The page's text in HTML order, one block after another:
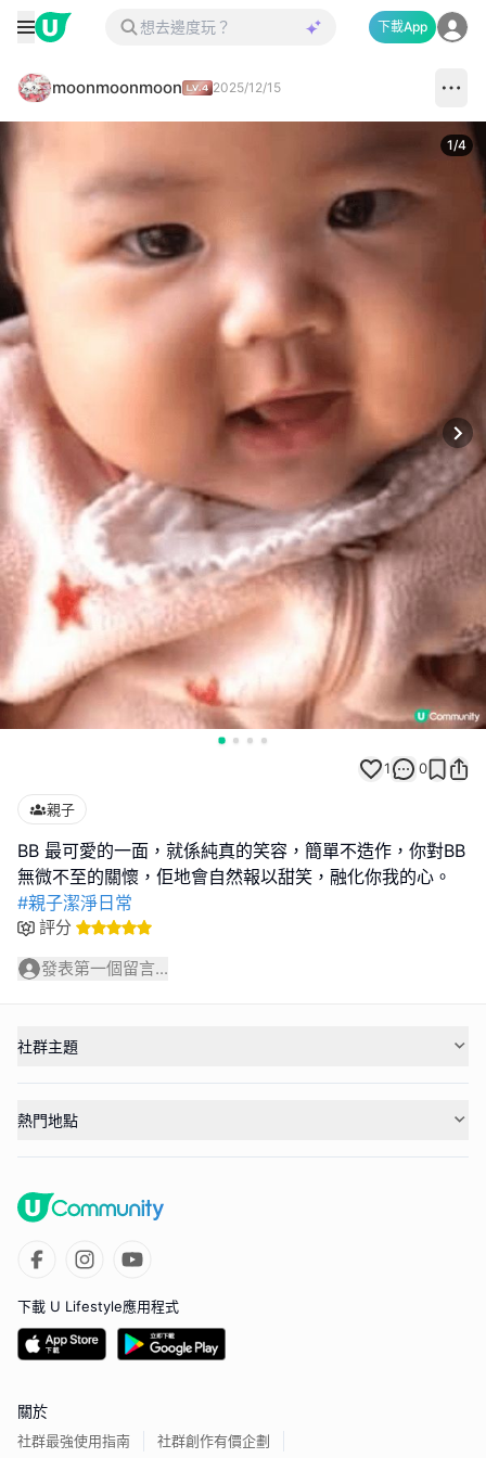
下載App
moonmoonmoon 2025/12/15
1/4
1 0
親子
BB 最可愛的一面，就係純真的笑容，簡單不造作，你對BB
#親子潔淨日常
評分
發表第一個留言...
社群主題
熱門地點
下載 U Lifestyle應用程式
關於
社群最強使用指南 社群創作有價企劃